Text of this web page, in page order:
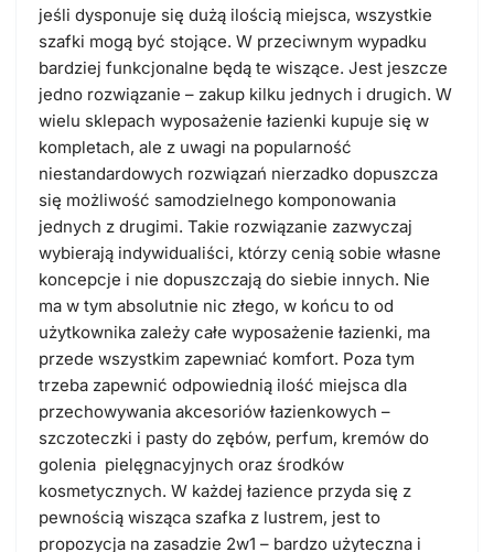
jeśli dysponuje się dużą ilością miejsca, wszystkie
szafki mogą być stojące. W przeciwnym wypadku
bardziej funkcjonalne będą te wiszące. Jest jeszcze
jedno rozwiązanie – zakup kilku jednych i drugich. W
wielu sklepach wyposażenie łazienki kupuje się w
kompletach, ale z uwagi na popularność
niestandardowych rozwiązań nierzadko dopuszcza
się możliwość samodzielnego komponowania
jednych z drugimi. Takie rozwiązanie zazwyczaj
wybierają indywidualiści, którzy cenią sobie własne
koncepcje i nie dopuszczają do siebie innych. Nie
ma w tym absolutnie nic złego, w końcu to od
użytkownika zależy całe wyposażenie łazienki, ma
przede wszystkim zapewniać komfort. Poza tym
trzeba zapewnić odpowiednią ilość miejsca dla
przechowywania akcesoriów łazienkowych –
szczoteczki i pasty do zębów, perfum, kremów do
golenia pielęgnacyjnych oraz środków
kosmetycznych. W każdej łazience przyda się z
pewnością wisząca szafka z lustrem, jest to
propozycja na zasadzie 2w1 – bardzo użyteczna i